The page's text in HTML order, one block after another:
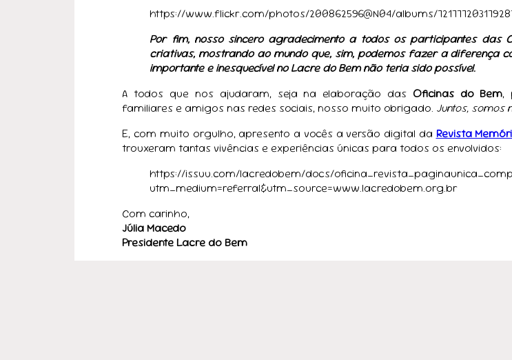
https://www.flickr.com/photos/200862596@N04/albums/
Por fim, nosso sincero agradecimento a todos os participantes das
criativas, mostrando ao mundo que, sim, podemos fazer a diferença
importante e inesquecível no Lacre do Bem não teria sido possível.
A todos que nos ajudaram, seja na elaboração das Oficinas do Bem,
familiares e amigos nas redes sociais, nosso muito obrigado. Juntos,
E, com muito orgulho, apresento a vocês a versão digital da Revista
trouxeram tantas vivências e experiências únicas para todos os envolvidos:
https://issuu.com/lacredobem/docs/
utm_medium=referral&utm_source=www.lacredobem.org.br
Com carinho,
Júlia Macedo
Presidente Lacre do Bem